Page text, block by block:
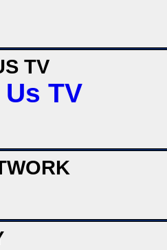
TV
TV